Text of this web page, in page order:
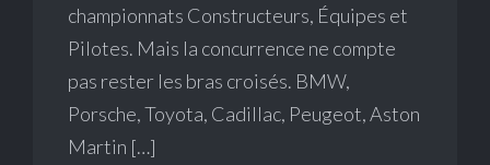
championnats Constructeurs, Équipes et
Pilotes. Mais la concurrence ne compte
pas rester les bras croisés. BMW,
Porsche, Toyota, Cadillac, Peugeot, Aston
Martin […]